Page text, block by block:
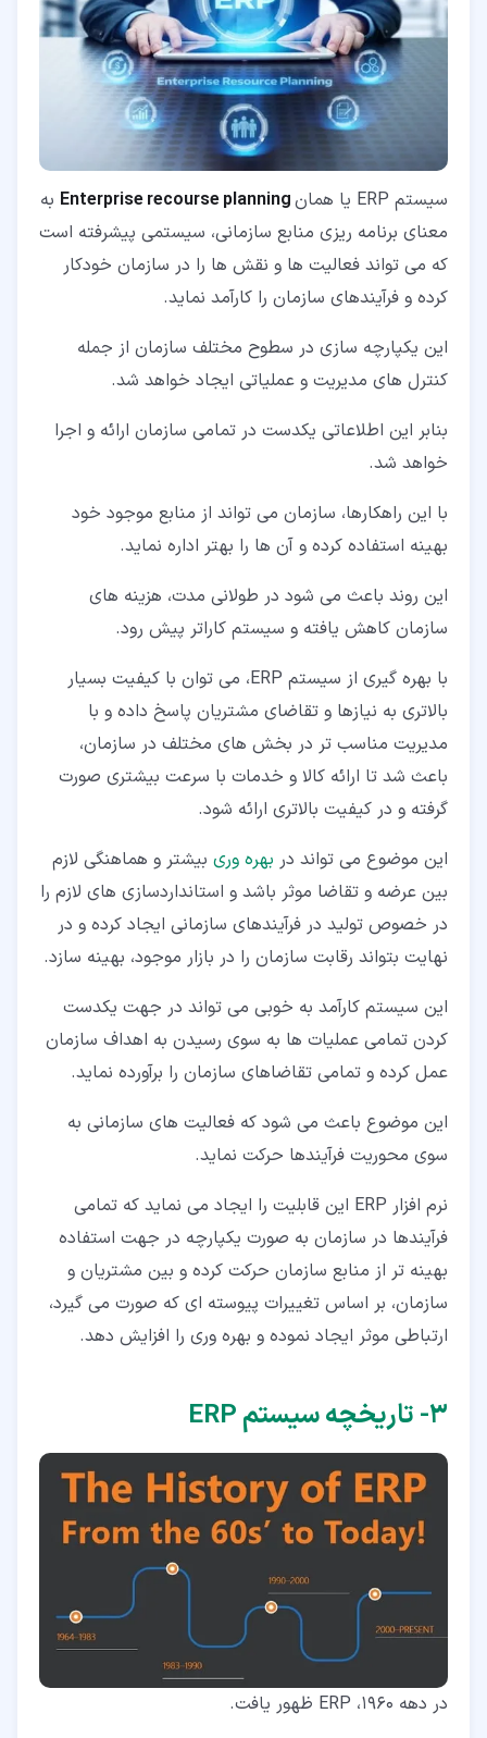
سیستم ERP یا همان
به
معنای برنامه ریزی منابع سازمانی، سیستمی پیشرفته است
که می تواند فعالیت ها و نقش ها را در سازمان خودکار
کرده و فرآیندهای سازمان را کارآمد نماید.
این یکپارچه سازی در سطوح مختلف سازمان از جمله
کنترل های مدیریت و عملیاتی ایجاد خواهد شد.
بنابر این اطلاعاتی یکدست در تمامی سازمان ارائه و اجرا
خواهد شد.
با این راهکارها، سازمان می تواند از منابع موجود خود
بهینه استفاده کرده و آن ها را بهتر اداره نماید.
این روند باعث می شود در طولانی مدت، هزینه های
سازمان کاهش یافته و سیستم کاراتر پیش رود.
با بهره گیری از سیستم ERP، می توان با کیفیت بسیار
بالاتری به نیازها و تقاضای مشتریان پاسخ داده و با
مدیریت مناسب تر در بخش های مختلف در سازمان،
باعث شد تا ارائه کالا و خدمات با سرعت بیشتری صورت
گرفته و در کیفیت بالاتری ارائه شود.
این موضوع می تواند در بهره وری بیشتر و هماهنگی لازم
بین عرضه و تقاضا موثر باشد و استانداردسازی های لازم را
در خصوص تولید در فرآیندهای سازمانی ایجاد کرده و در
نهایت بتواند رقابت سازمان را در بازار موجود، بهینه سازد.
این سیستم کارآمد به خوبی می تواند در جهت یکدست
کردن تمامی عملیات ها به سوی رسیدن به اهداف سازمان
عمل کرده و تمامی تقاضاهای سازمان را برآورده نماید.
این موضوع باعث می شود که فعالیت های سازمانی به
سوی محوریت فرآیندها حرکت نماید.
نرم افزار ERP این قابلیت را ایجاد می نماید که تمامی
فرآیندها در سازمان به صورت یکپارچه در جهت استفاده
بهینه تر از منابع سازمان حرکت کرده و بین مشتریان و
سازمان، بر اساس تغییرات پیوسته ای که صورت می گیرد،
ارتباطی موثر ایجاد نموده و بهره وری را افزایش دهد.
۳‏- تاریخچه سیستم ERP
در دهه 1960، ERP ظهور یافت.